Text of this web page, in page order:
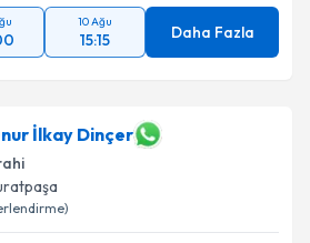
Talebini Gönder
10 Ağu
15:15 Daha Fazla
İlkay Dinçer